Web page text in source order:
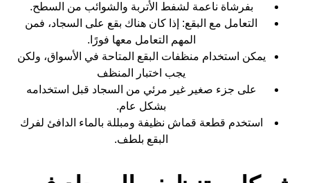
بفرشاة ناعمة لشفط الأتربة والشوائب من السطح.
التعامل مع البقع: إذا كان هناك بقع على السجاد، فمن
المهم التعامل معها فورًا.
يمكن استخدام منظفات البقع المتاحة في الأسواق، ولكن
يجب اختبار المنظف
على جزء صغير غير مرئي من السجاد قبل استخدامه
بشكل عام.
استخدم قطعة قماش نظيفة ومبللة بالماء الدافئ لفرك
البقع بلطف.